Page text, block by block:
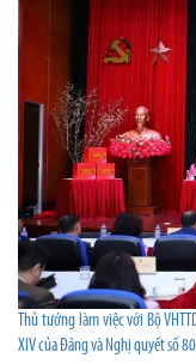
Thủ tướng làm việc với Bộ
XIV của Đảng và Nghị quyết số